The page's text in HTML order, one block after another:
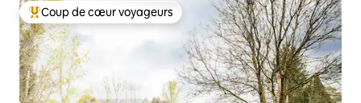
Coups de cœur voyageurs les plus appréciés
Coup de cœur voyageurs